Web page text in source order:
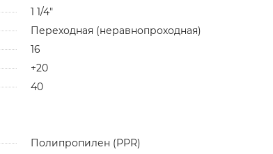
1 1/4"
Переходная (неравнопроходная)
16
+20
40
Полипропилен (PPR)